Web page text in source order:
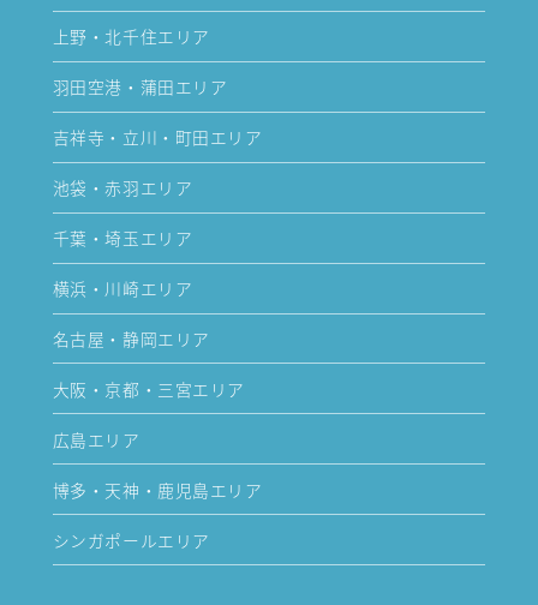
上野・北千住エリア
羽田空港・蒲田エリア
吉祥寺・立川・町田エリア
池袋・赤羽エリア
千葉・埼玉エリア
横浜・川崎エリア
名古屋・静岡エリア
大阪・京都・三宮エリア
広島エリア
博多・天神・鹿児島エリア
シンガポールエリア